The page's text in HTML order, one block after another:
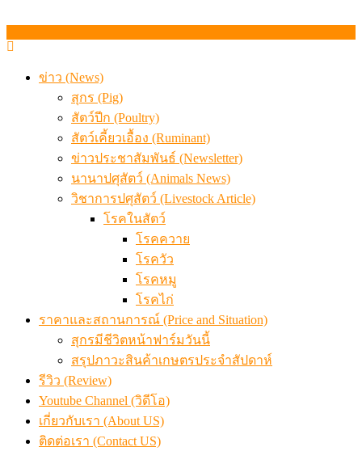
ข่าว (News)
สุกร (Pig)
สัตว์ปีก (Poultry)
สัตว์เคี้ยวเอื้อง (Ruminant)
ข่าวประชาสัมพันธ์ (Newsletter)
นานาปศุสัตว์ (Animals News)
วิชาการปศุสัตว์ (Livestock Article)
โรคในสัตว์
โรคควาย
โรควัว
โรคหมู
โรคไก่
ราคาและสถานการณ์ (Price and Situation)
สุกรมีชีวิตหน้าฟาร์มวันนี้
สรุปภาวะสินค้าเกษตรประจำสัปดาห์
รีวิว (Review)
Youtube Channel (วิดีโอ)
เกี่ยวกับเรา (About US)
ติดต่อเรา (Contact US)